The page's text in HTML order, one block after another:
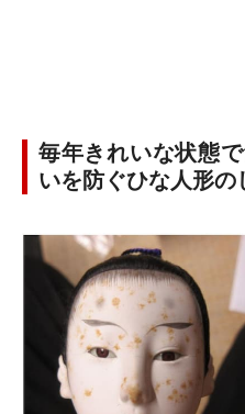
毎年きれいな状態
いを防ぐひな人形の